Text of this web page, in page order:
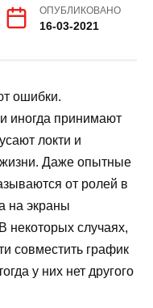
ОПУБЛИКОВАНО
16-03-2021
ошибки.
иногда принимают
локти и
Даже опытные
от ролей в
на экраны
некоторых случаях,
совместить график
у них нет другого